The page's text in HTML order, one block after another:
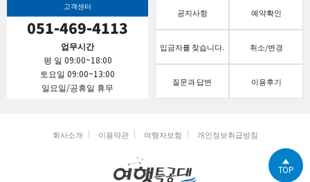
고객센터
051-469-4113
업무시간
평 일 09:00~18:00
토요일 09:00~13:00
일요일/공휴일 휴무
공지사항 예약확인
입금자를 찾습니다. 취소/변경
질문과 답변 이용후기
회사소개 이용약관 여행자보험 개인정보취급방침
TOP